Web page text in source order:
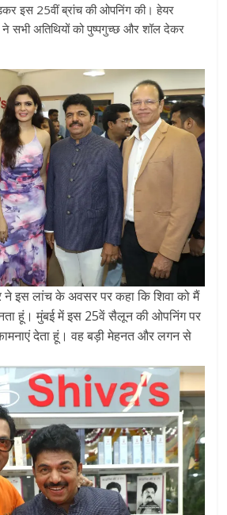
इस 25वीं ब्रांच की ओपनिंग की। हेयर
ने सभी अतिथियों को पुष्पगुच्छ और शॉल देकर
ने इस लांच के अवसर पर कहा कि शिवा को मैं
हूं। मुंबई में इस 25वें सैलून की ओपनिंग पर
देता हूं। वह बड़ी मेहनत और लगन से